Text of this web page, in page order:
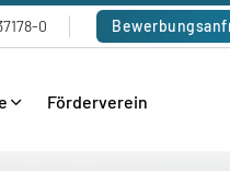
0
Förderverein